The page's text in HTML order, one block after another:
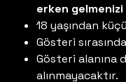
erken
18 yaşından
Gösteri
Gösteri alanına
alınmayacaktır.